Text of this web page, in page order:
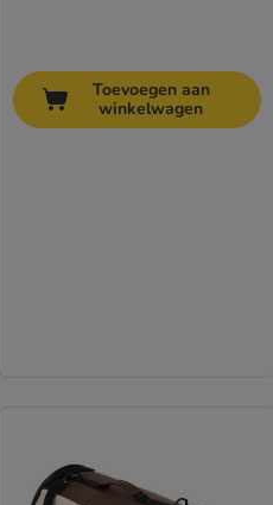
Toevoegen aan
winkelwagen